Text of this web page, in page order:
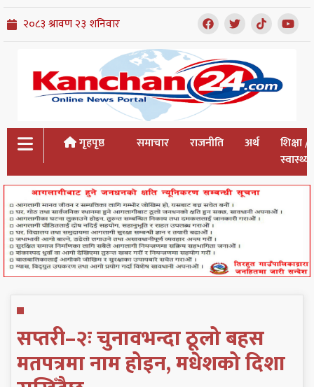
गृहपृष्ठ समाचार राजनीति अर्थ
शिक्षा /
स्वास्थ्य
सप्तरी–२ः चुनावभन्दा ठूलो बहस
मतपत्रमा नाम होइन, मधेशको दिशा